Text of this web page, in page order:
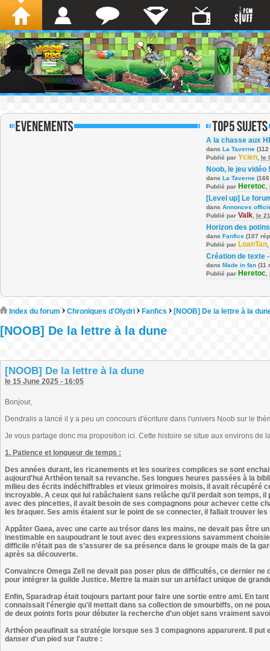
A la chasse aux
dans La Taverne
Publié par Ycien le
Noob, le jeu vidéo !
dans La Taverne
Publié par Heretoc
[Level up] Le
dans Annonces
Publié par Valk le
Horizon des potins
dans Fanfics (107
Publié par LoanTan
Création de texte
dans Made in fan (11
Publié par Heretoc
Index du forum Chroniques d'Olydri Fanfics [NOOB] De la lettre à la
[NOOB] De la lettre à la dune
[NOOB] De la lettre à la dune
le 15 June 2025 - 16:05
Bonjour,
Dendralis a lancé il y a peu un concours d'écriture dans l'univers Noob sur le
Je vous partage donc ma proposition ici. Cette histoire se situe aux environs de
1. Patience et longueur de temps :
Des années durant, les ricanements et les sourires complices se sont
aujourd'hui Arthéon tenait sa revanche. Ses longues heures passées à la
milieu des écrits indéchiffrables et vieux grimoires moisis, il avait récupéré
incroyable. A ceux qui lui rabâchaient sans relâche qu'il perdait son temps,
avec des pincettes, il avait besoin de ses compagnons pour achever cette
les braquer. Ses amis étaient sur le point de se connecter, il fallait trouver
Appâter Gaea, avec une carte au trésor dans les mains, ne devait pas être
inestimable en saupoudrant le tout avec des expressions savamment
difficile n’était pas de s’assurer de sa présence dans le groupe mais de la
après sa découverte.
Convaincre Omega Zell ne devait pas poser plus de difficultés, ce dernier
pour intégrer la guilde Justice. Mettre la main sur un artéfact unique de
Enfin, Sparadrap était toujours partant pour faire une sortie entre ami. En
connaissait l'énergie qu'il mettait dans sa collection de smourbiffs, on ne
de deux points forts pour débuter la recherche d'un objet sans vraiment
Arthéon peaufinait sa stratégie lorsque ses 3 compagnons apparurent. Il
danser d'un pied sur l'autre :